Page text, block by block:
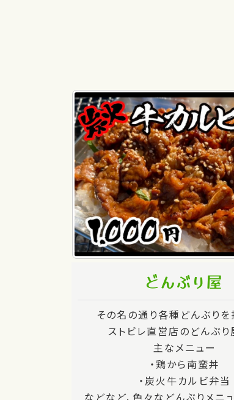
どんぶり屋
その名の通り各種どんぶりを
ストビレ直営店のどんぶり
主なメニュー
・鶏から南蛮丼
・炭火牛カルビ弁当
などなど、色々などんぶりメニ